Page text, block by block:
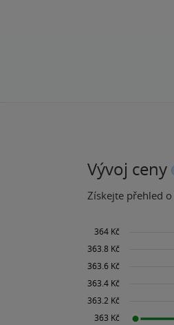
Vývoj ceny
Získejte přehled